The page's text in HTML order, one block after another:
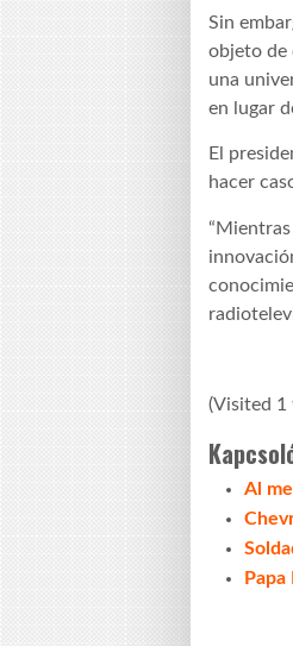
Sin
objeto de
una
en lugar
El
hacer
(Visited 1
Al